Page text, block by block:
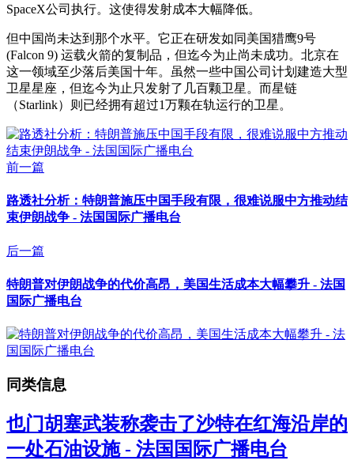
SpaceX公司执行。这使得发射成本大幅降低。
但中国尚未达到那个水平。它正在研发如同美国猎鹰9号
(Falcon 9) 运载火箭的复制品，但迄今为止尚未成功。北京在
这一领域至少落后美国十年。虽然一些中国公司计划建造大型
卫星星座，但迄今为止只发射了几百颗卫星。而星链
（Starlink）则已经拥有超过1万颗在轨运行的卫星。
前一篇
路透社分析：特朗普施压中国手段有限，很难说服中方推动结
束伊朗战争 - 法国国际广播电台
后一篇
特朗普对伊朗战争的代价高昂，美国生活成本大幅攀升 - 法国
国际广播电台
同类信息
也门胡塞武装称袭击了沙特在红海沿岸的
一处石油设施 - 法国国际广播电台